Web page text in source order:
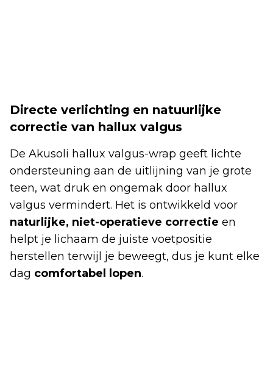
Directe verlichting en natuurlijke
correctie van hallux valgus
De Akusoli hallux valgus-wrap geeft lichte
ondersteuning aan de uitlijning van je grote
teen, wat druk en ongemak door hallux
valgus vermindert. Het is ontwikkeld voor
naturlijke, niet-operatieve correctie en
helpt je lichaam de juiste voetpositie
herstellen terwijl je beweegt, dus je kunt elke
dag comfortabel lopen.